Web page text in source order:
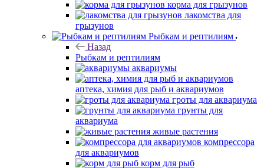
корма для грызунов
лакомства для
грызунов
Рыбкам и рептилиям
Назад
Рыбкам и рептилиям
аквариумы
аптека, химия для рыб и аквариумов
гроты для аквариума
грунты для
аквариума
живые растения
компрессора
для аквариумов
корм для рыб